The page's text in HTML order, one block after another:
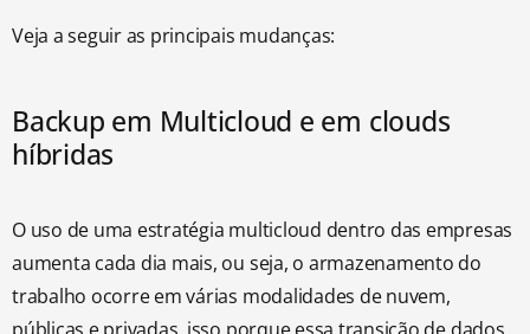
Veja a seguir as principais mudanças:
Backup em Multicloud e em clouds
híbridas
O uso de uma estratégia multicloud dentro das empresas
aumenta cada dia mais, ou seja, o armazenamento do
trabalho ocorre em várias modalidades de nuvem,